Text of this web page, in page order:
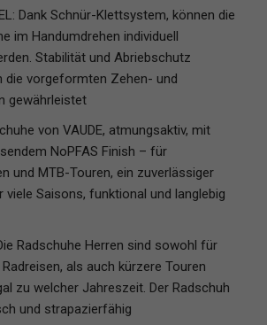
Dank Schnür-Klettsystem, können die
im Handumdrehen individuell
Stabilität und Abriebschutz
die vorgeformten Zehen- und
gewährleistet
von VAUDE, atmungsaktiv, mit
NoPFAS Finish – für
und MTB-Touren, ein zuverlässiger
viele Saisons, funktional und langlebig
Radschuhe Herren sind sowohl für
als auch kürzere Touren
zu welcher Jahreszeit. Der Radschuh
und strapazierfähig